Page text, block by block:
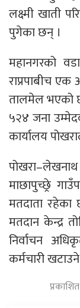
लक्ष्मी खाती
पुगेका छन् ।
महानगरको
राप्रपाबीच एक
तालमेल भएको
५२४ जना
कार्यालय
पोखरा–लेखनाथ
माछापुच्छ्रे
मतदाता
मतदान केन्द्र
निर्वाचन
कर्मचारी